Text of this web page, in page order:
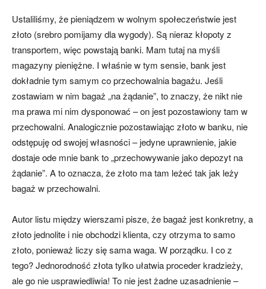
Ustaliliśmy, że pieniądzem w wolnym społeczeństwie jest
złoto (srebro pomijamy dla wygody). Są nieraz kłopoty z
transportem, więc powstają banki. Mam tutaj na myśli
magazyny pieniężne. I właśnie w tym sensie, bank jest
dokładnie tym samym co przechowalnia bagażu. Jeśli
zostawiam w nim bagaż „na żądanie”, to znaczy, że nikt nie
ma prawa mi nim dysponować – on jest pozostawiony tam w
przechowalni. Analogicznie pozostawiając złoto w banku, nie
odstępuję od swojej własności – jedyne uprawnienie, jakie
dostaje ode mnie bank to „przechowywanie jako depozyt na
żądanie”. A to oznacza, że złoto ma tam leżeć tak jak leży
bagaż w przechowalni.
Autor listu między wierszami pisze, że bagaż jest konkretny, a
złoto jednolite i nie obchodzi klienta, czy otrzyma to samo
złoto, ponieważ liczy się sama waga. W porządku. I co z
tego? Jednorodność złota tylko ułatwia proceder kradzieży,
ale go nie usprawiedliwia! To nie jest żadne uzasadnienie –